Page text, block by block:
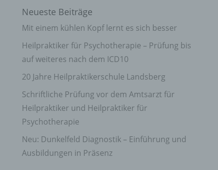
Neueste Beiträge
Mit einem kühlen Kopf lernt es sich besser
Heilpraktiker für Psychotherapie – Prüfung bis
auf weiteres nach dem ICD10
20 Jahre Heilpraktikerschule Landsberg
Schriftliche Prüfung vor dem Amtsarzt für
Heilpraktiker und Heilpraktiker für
Psychotherapie
Neu: Dunkelfeld Diagnostik – Einführung und
Ausbildungen in Präsenz